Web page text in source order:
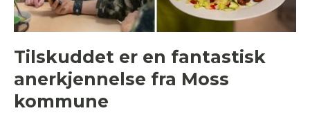
Tilskuddet er en fantastisk
anerkjennelse fra Moss
kommune